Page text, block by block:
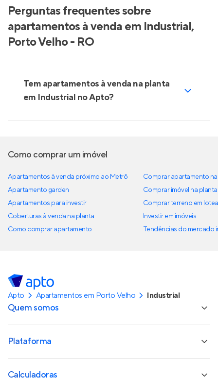
Perguntas frequentes sobre
apartamentos à venda em Industrial,
Porto Velho - RO
Tem apartamentos à venda na planta
em Industrial no Apto?
Como comprar um imóvel
Apartamentos à venda próximo ao Metrô
Apartamento garden
Apartamentos para investir
Coberturas à venda na planta
Como comprar apartamento
Comprar apartamento
Comprar imóvel na planta
Comprar terreno em
Investir em imóveis
Tendências do mercado
Apto Apartamentos em Porto Velho Industrial
Quem somos
Plataforma
Calculadoras